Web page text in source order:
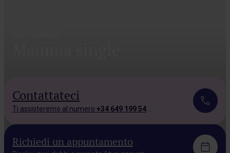
Contattateci
Ti assisteremo al numero +34 649 199 543.
Richiedi un appuntamento